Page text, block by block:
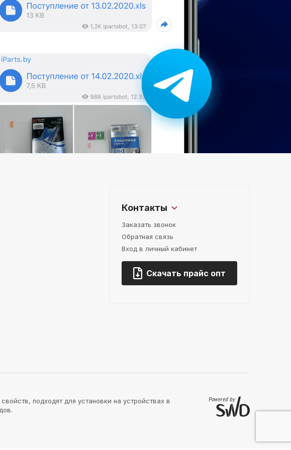
Контакты
Заказать звонок
Обратная связь
Вход в личный кабинет
Скачать прайс опт
подходят для установки на устройствах в